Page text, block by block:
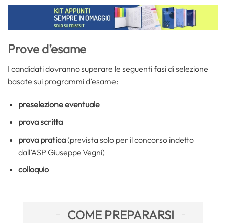
Prove d’esame
I candidati dovranno superare le seguenti fasi di selezione
basate sui programmi d’esame:
preselezione eventuale
prova scritta
prova pratica(prevista solo per il concorso indetto
dall’ASP Giuseppe Vegni)
colloquio
COME PREPARARSI